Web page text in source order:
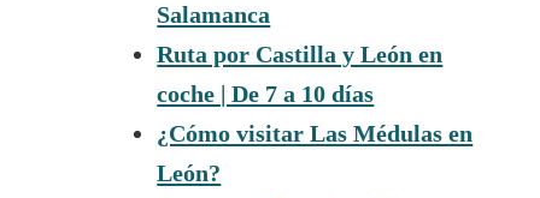
Salamanca
Ruta por Castilla y León en
coche | De 7 a 10 días
¿Cómo visitar Las Médulas en
León?